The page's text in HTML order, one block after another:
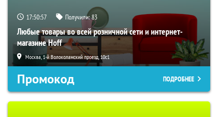
17:50:56 Получили:83
Любые товары во всей розничной сети и интернет-
магазине Hoff
Москва, 1-й Волоколамский проезд, 10с1
Промокод ПОДРОБНЕЕ